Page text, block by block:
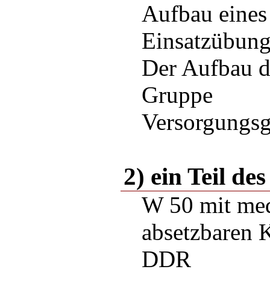
Aufbau
Der Aufbau
Gruppe
2) ein Teil
W 50 mit
absetzbaren
DDR